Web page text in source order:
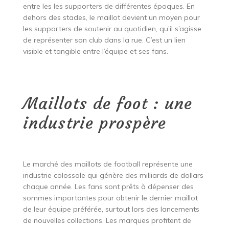
entre les les supporters de différentes époques. En
dehors des stades, le maillot devient un moyen pour
les supporters de soutenir au quotidien, qu’il s’agisse
de représenter son club dans la rue. C’est un lien
visible et tangible entre l’équipe et ses fans.
Maillots de foot : une
industrie prospère
Le marché des maillots de football représente une
industrie colossale qui génère des milliards de dollars
chaque année. Les fans sont prêts à dépenser des
sommes importantes pour obtenir le dernier maillot
de leur équipe préférée, surtout lors des lancements
de nouvelles collections. Les marques profitent de